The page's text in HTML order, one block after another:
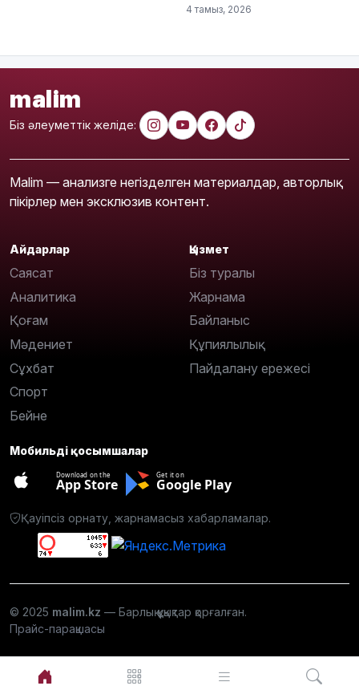
4 тамыз, 2026
malim
Біз әлеуметтік желіде:
Malim — анализге негізделген материалдар, авторлық
пікірлер мен эксклюзив контент.
Айдарлар
Саясат
Аналитика
Қоғам
Мәдениет
Сұхбат
Спорт
Бейне
Қызмет
Біз туралы
Жарнама
Байланыс
Құпиялылық
Пайдалану ережесі
Мобильді қосымшалар
Download on the
App Store
Get it on
Google Play
Қауіпсіз орнату, жарнамасыз хабарламалар.
© 2025 malim.kz — Барлық құқықтар қорғалған.
Прайс-парақшасы